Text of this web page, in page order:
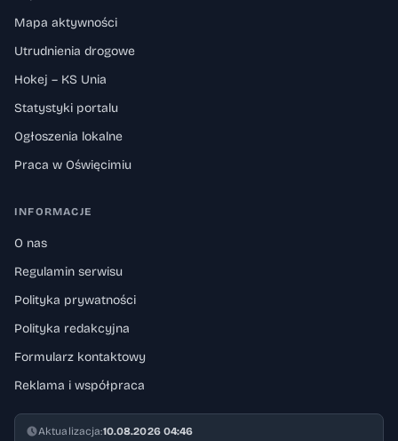
Mapa aktywności
Utrudnienia drogowe
Hokej – KS Unia
Statystyki portalu
Ogłoszenia lokalne
Praca w Oświęcimiu
INFORMACJE
O nas
Regulamin serwisu
Polityka prywatności
Polityka redakcyjna
Formularz kontaktowy
Reklama i współpraca
Aktualizacja:10.08.2026 04:46